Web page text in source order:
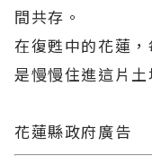
間共存。
在復甦中的花蓮
是慢慢住進這片土
花蓮縣政府廣告